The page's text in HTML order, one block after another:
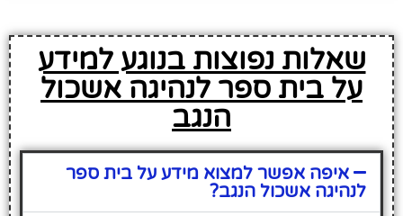
שאלות נפוצות בנוגע למידע
על בית ספר לנהיגה אשכול
הנגב
איפה אפשר למצוא מידע על בית ספר
לנהיגה אשכול הנגב?